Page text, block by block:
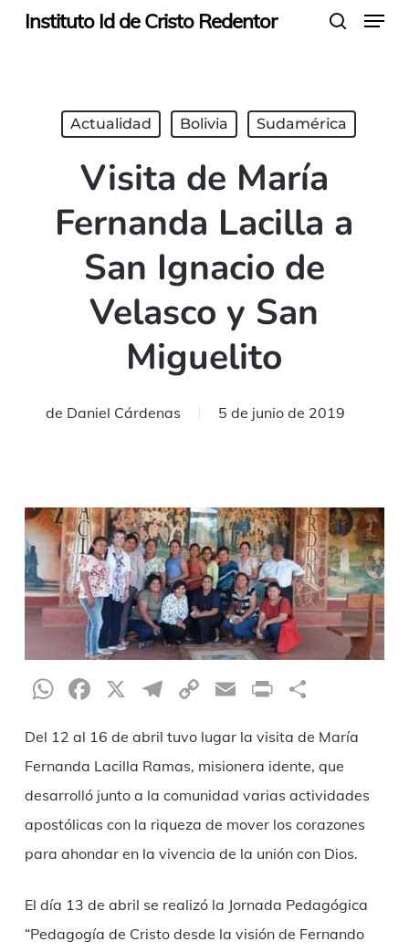
SkipInstituto Id de Cristo Redentor Menu
Actualidad Bolivia Sudamérica
Visita de María
Fernanda Lacilla a
San Ignacio de
Velasco y San
Miguelito
de Daniel Cárdenas 5 de junio de 2019
WhatsApp
Facebook
X Telegram
CopyEmailPrint
Del 12 al 16 de abril tuvo lugar la visita de María
Fernanda Lacilla Ramas, misionera idente, que
desarrolló junto a la comunidad varias actividades
apostólicas con la riqueza de mover los corazones
para ahondar en la vivencia de la unión con Dios.
El día 13 de abril se realizó la Jornada Pedagógica
“Pedagogía de Cristo desde la visión de Fernando